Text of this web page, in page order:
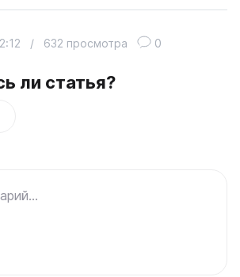
ли статья?
/ 632 просмотра 0